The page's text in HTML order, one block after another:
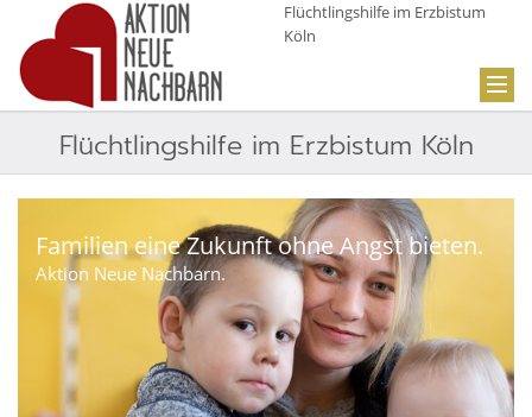
Flüchtlingshilfe im Erzbistum
Köln
Flüchtlingshilfe im Erzbistum Köln
Familien eine Zukunft ohne Angst bieten.
Aktion Neue Nachbarn.